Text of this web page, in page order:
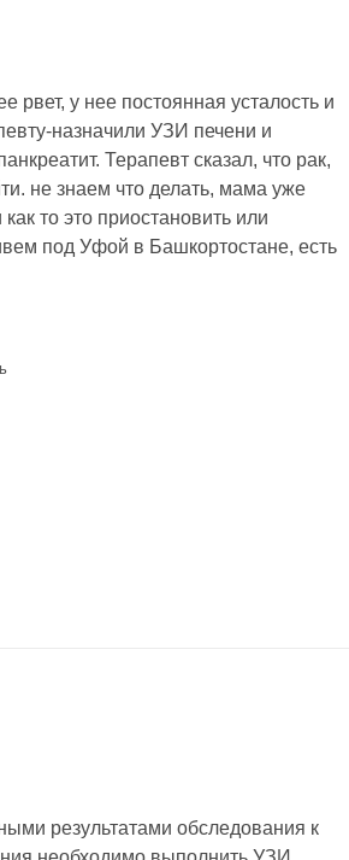
рвет, у нее постоянная усталость и
назначили УЗИ печени и
Терапевт сказал, что рак,
не знаем что делать, мама уже
то это приостановить или
под Уфой в Башкортостане, есть
результатами обследования к